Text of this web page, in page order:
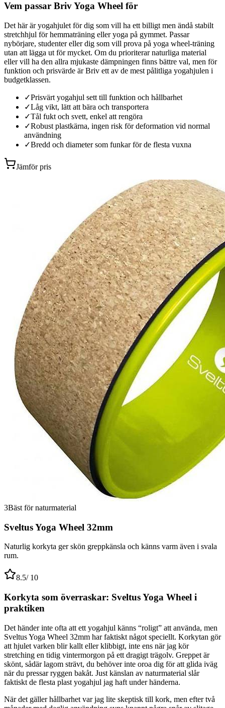
Vem passar Briv Yoga Wheel för
Det här är yogahjulet för dig som vill ha ett billigt men ändå stabilt
stretchhjul för hemmaträning eller yoga på gymmet. Passar
nybörjare, studenter eller dig som vill prova på yoga wheel-träning
utan att lägga ut för mycket. Om du prioriterar naturliga material
eller vill ha den allra mjukaste dämpningen finns bättre val, men för
funktion och prisvärde är Briv ett av de mest pålitliga yogahjulen i
budgetklassen.
✓Prisvärt yogahjul sett till funktion och hållbarhet
✓Låg vikt, lätt att bära och transportera
✓Tål fukt och svett, enkel att rengöra
✓Robust plastkärna, ingen risk för deformation vid normal
användning
✓Bredd och diameter som funkar för de flesta vuxna
Jämför pris
3Bäst för naturmaterial
Sveltus Yoga Wheel 32mm
Naturlig korkyta ger skön greppkänsla och känns varm även i svala
rum.
8.5/ 10
Korkyta som överraskar: Sveltus Yoga Wheel i
praktiken
Det händer inte ofta att ett yogahjul känns “roligt” att använda, men
Sveltus Yoga Wheel 32mm har faktiskt något speciellt. Korkytan gör
att hjulet varken blir kallt eller klibbigt, inte ens när jag kör
stretching en tidig vintermorgon på ett dragigt trägolv. Greppet är
skönt, sådär lagom strävt, du behöver inte oroa dig för att glida iväg
när du pressar ryggen bakåt. Just känslan av naturmaterial slår
faktiskt de flesta plast yogahjul jag haft under händerna.
När det gäller hållbarhet var jag lite skeptisk till kork, men efter två